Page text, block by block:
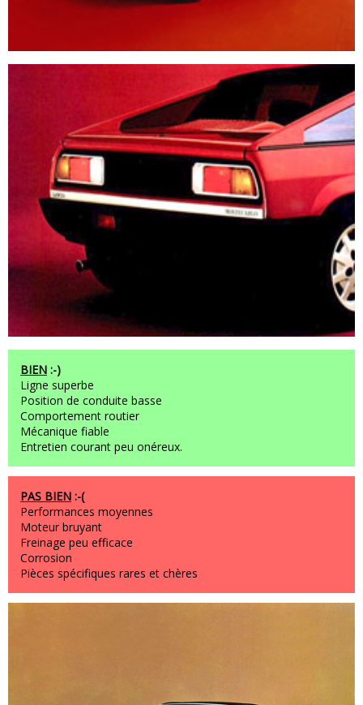
BIEN :-)
Ligne superbe
Position de conduite basse
Comportement routier
Mécanique fiable
Entretien courant peu onéreux.
PAS BIEN :-(
Performances moyennes
Moteur bruyant
Freinage peu efficace
Corrosion
Pièces spécifiques rares et chères